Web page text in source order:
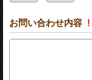
お問い合わせ内容 !